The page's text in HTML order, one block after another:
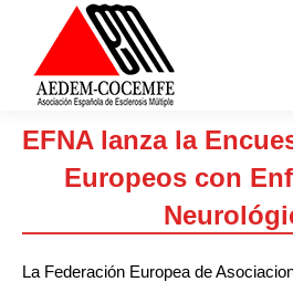
EFNA lanza la
Europeos con
La Federación Europea de